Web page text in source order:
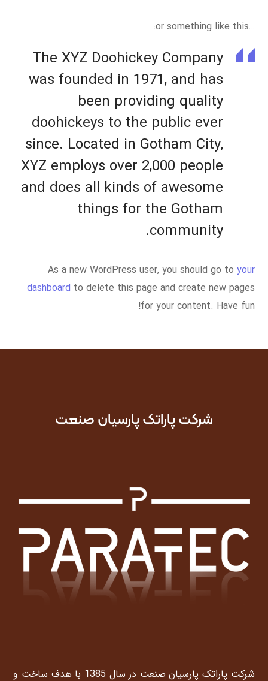
…or something like this:
The XYZ Doohickey Company
was founded in 1971, and has
been providing quality
doohickeys to the public ever
since. Located in Gotham City,
XYZ employs over 2,000 people
and does all kinds of awesome
things for the Gotham
community.
As a new WordPress user, you should go to your
dashboard to delete this page and create new pages
for your content. Have fun!
شرکت پاراتک پارسیان صنعت
شرکت پاراتک پارسیان صنعت در سال 1385 با هدف ساخت و